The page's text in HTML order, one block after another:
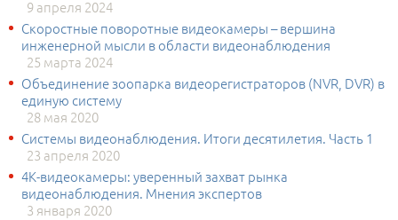
9 апреля 2024
Скоростные поворотные видеокамеры – вершина
инженерной мысли в области видеонаблюдения
25 марта 2024
Объединение зоопарка видеорегистраторов (NVR, DVR) в
единую систему
28 мая 2020
Системы видеонаблюдения. Итоги десятилетия. Часть 1
23 апреля 2020
4К-видеокамеры: уверенный захват рынка
видеонаблюдения. Мнения экспертов
3 января 2020